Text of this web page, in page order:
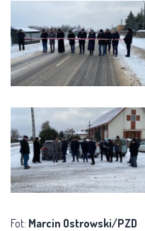
Fot: Marcin Ostrowski/PZD